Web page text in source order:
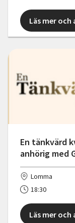
Läs mer och
En tänkvärd
anhörig med
Lomma
18:30
Läs mer och